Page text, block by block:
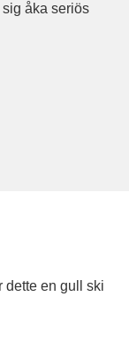
åka seriös
dette en gull ski